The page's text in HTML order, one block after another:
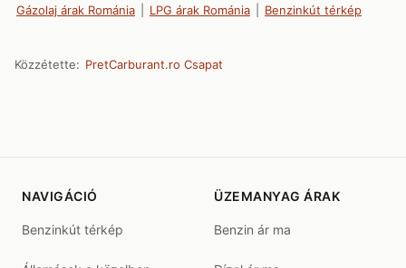
Gázolaj árak Románia LPG árak Románia Benzinkút térkép
Közzétette: PretCarburant.ro Csapat
NAVIGÁCIÓ
Benzinkút térkép
ÜZEMANYAG ÁRAK
Benzin ár ma